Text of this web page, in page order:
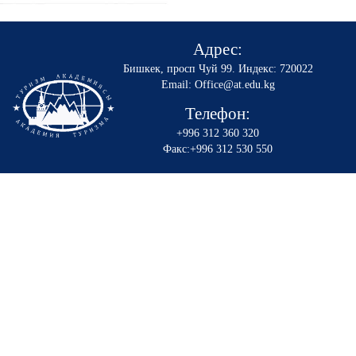
Адрес:
Бишкек, просп Чуй 99. Индекс: 720022
Email: Office@at.edu.kg
Телефон:
+996 312 360 320
Факс:+996 312 530 550